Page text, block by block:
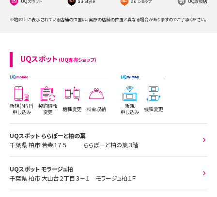
UQスポット au Style au ショップ UQ取扱店
※地図上に表示されている店舗の位置は、実際の店舗の位置と異なる場合がありますのでご了承ください。
UQスポット （UQ専売ショップ）
新規(MNP)
申し込み
契約情報
変更
機種変更 料金収納
新規
申し込み
機種変更
UQスポット ららぽーと柏の葉
千葉県 柏市 若柴１７５ ららぽーと柏の葉３階
UQスポット モラージュ柏
千葉県 柏市 大山台２丁目３－１ モラージュ柏１Ｆ